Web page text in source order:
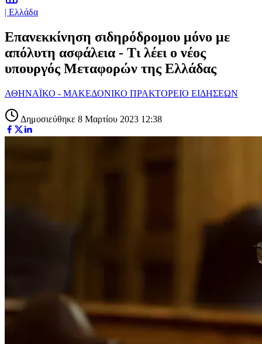
| Ελλάδα
Επανεκκίνηση σιδηρόδρομου μόνο με
απόλυτη ασφάλεια - Τι λέει ο νέος
υπουργός Μεταφορών της Ελλάδας
ΑΘΗΝΑΪΚΟ - ΜΑΚΕΔΟΝΙΚΟ ΠΡΑΚΤΟΡΕΙΟ ΕΙΔΗΣΕΩΝ
Δημοσιεύθηκε 8 Μαρτίου 2023 12:38